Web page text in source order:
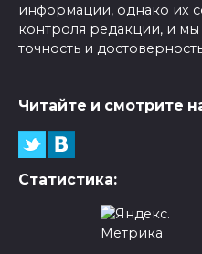
информации, однако их
контроля редакции, и мы
точность и
Читайте и смотрите
Статистика: